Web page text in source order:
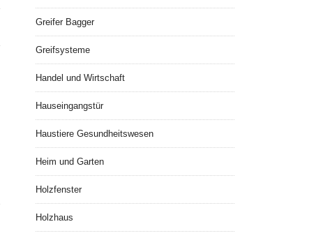
Greifer Bagger
Greifsysteme
Handel und Wirtschaft
Hauseingangstür
Haustiere Gesundheitswesen
Heim und Garten
Holzfenster
Holzhaus